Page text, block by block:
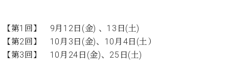
コ
ン
サ
ャ
ン
の
イ
ン
の
知
せ・
メ
規
デ
ィ
オンライン試弾
メルマガ登録
グ
【第1回】 9月12日(金) 、13日(土)
【第2回】 10月3日(金)、10月4日(土）
【第3回】 10月24日(金)、25日(土)